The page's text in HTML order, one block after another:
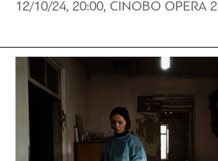
12/10/24, 20:00, CINOBO OPERA 2